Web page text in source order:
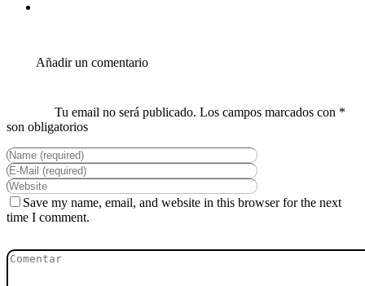
Save my name, email, and website in this browser for the next
time I comment.